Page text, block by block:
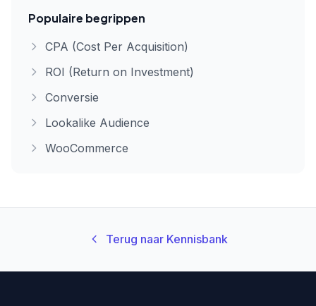
Populaire begrippen
CPA (Cost Per Acquisition)
ROI (Return on Investment)
Conversie
Lookalike Audience
WooCommerce
Terug naar Kennisbank